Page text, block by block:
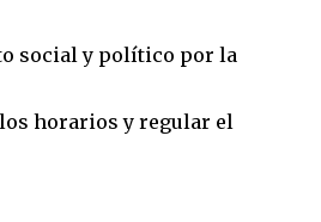
social y político por la
horarios y regular el